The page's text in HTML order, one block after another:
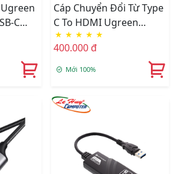
C
Cáp Chuyển Đổi Từ Type
C To HDMI Ugreen
(70444)
★ ★ ★ ★ ★
400.000 đ
Mới 100%